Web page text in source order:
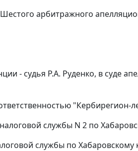
арбитражного
- судья Р.А. Руденко, в суде
"Кербирегион-
службы N 2 по
службы по Хабаровскому